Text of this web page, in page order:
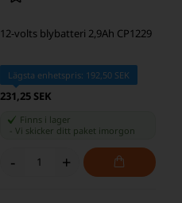
12-volts blybatteri 2,9Ah CP1229
Lägsta enhetspris: 192,50 SEK
231,25 SEK
Finns i lager
Vi skicker ditt paket imorgon
- +